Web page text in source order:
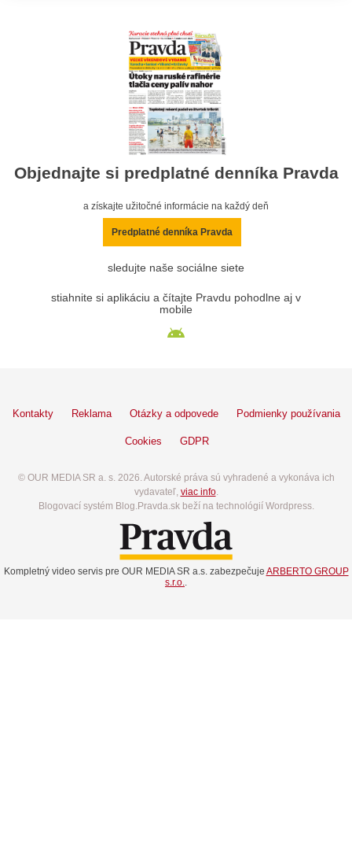
Objednajte si predplatné denníka Pravda
a získajte užitočné informácie na každý deň
Predplatné denníka Pravda
sledujte naše sociálne siete
stiahnite si aplikáciu a čítajte Pravdu pohodlne aj v
mobile
Kontakty Reklama Otázky a odpovede Podmienky používania
Cookies GDPR
© OUR MEDIA SR a. s. 2026. Autorské práva sú vyhradené a vykonáva ich
vydavateľ, viac info.
Blogovací systém Blog.Pravda.sk beží na technológií Wordpress.
Kompletný video servis pre OUR MEDIA SR a.s. zabezpečuje ARBERTO GROUP
s.r.o..